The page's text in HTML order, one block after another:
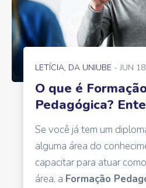
LETÍCIA, DA UNIUBE - JUN
O que é
Pedagógica?
Se você já tem um
alguma área do
capacitar para atuar
área, a Formação